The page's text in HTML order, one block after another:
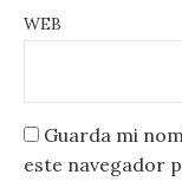
WEB
Guarda mi
este navegador